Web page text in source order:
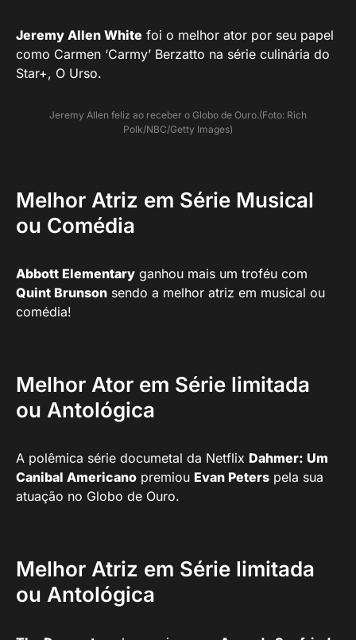
Jeremy Allen White foi o melhor ator por seu papel
como Carmen ‘Carmy’ Berzatto na série culinária do
Star+, O Urso.
Jeremy Allen feliz ao receber o Globo de Ouro.(Foto: Rich
Polk/NBC/Getty Images)
Melhor Atriz em Série Musical
ou Comédia
Abbott Elementary ganhou mais um troféu com
Quint Brunson sendo a melhor atriz em musical ou
comédia!
Melhor Ator em Série limitada
ou Antológica
A polêmica série documetal da Netflix Dahmer: Um
Canibal Americano premiou Evan Peters pela sua
atuação no Globo de Ouro.
Melhor Atriz em Série limitada
ou Antológica